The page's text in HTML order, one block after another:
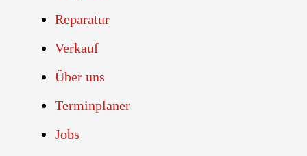
Reparatur
Verkauf
Über uns
Terminplaner
Jobs